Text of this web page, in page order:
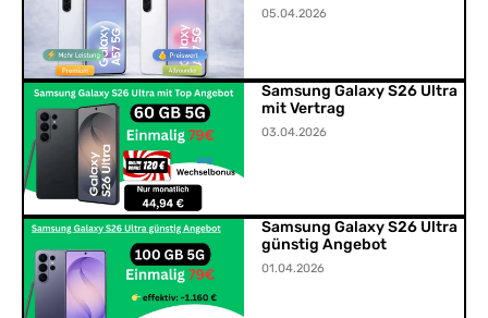
05.04.2026
Samsung Galaxy S26 Ultra
mit Vertrag
03.04.2026
Samsung Galaxy S26 Ultra
günstig Angebot
01.04.2026